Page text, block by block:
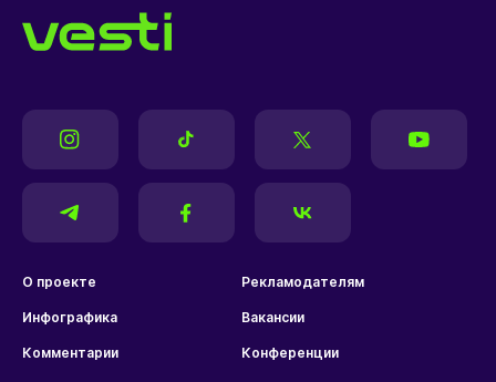
О проекте Рекламодателям
Инфографика Вакансии
Комментарии Конференции